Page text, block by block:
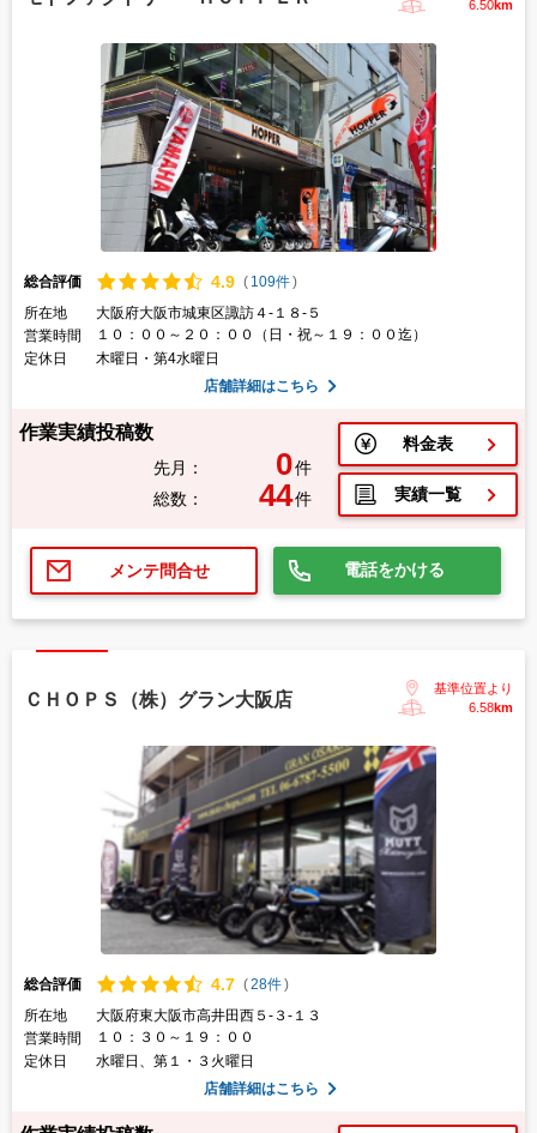
6.50km
総合評価 4.9 ( 109件)
所在地
大阪府大阪市城東区諏訪４-１８-５
営業時間
１０：００～２０：００（日・祝～１９：００迄）
定休日
木曜日・第4水曜日
店舗詳細はこちら
作業実績投稿数
先月： 0件
総数：
44件
料金表
実績一覧
メンテ問合せ 電話をかける
ＣＨＯＰＳ（株）グラン大阪店
基準位置より
6.58km
総合評価 4.7 (28件)
所在地
大阪府東大阪市高井田西５-３-１３
営業時間
１０：３０～１９：００
定休日
水曜日、第１・３火曜日
店舗詳細はこちら